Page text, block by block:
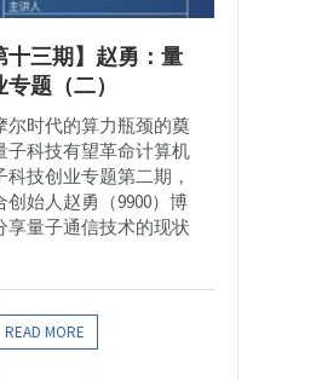
十三期】赵勇：量
题（二）
尔时代的算力瓶颈的奠
子科技有望革命计算机
技创业专题第二期，
创始人赵勇（9900）博
享量子通信技术的现状
READ MORE